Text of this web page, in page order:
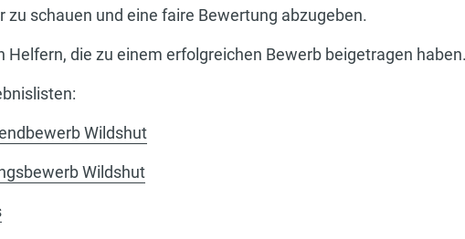
zu schauen und eine faire Bewertung abzugeben.
Helfern, die zu einem erfolgreichen Bewerb beigetragen
Wildshut
Wildshut